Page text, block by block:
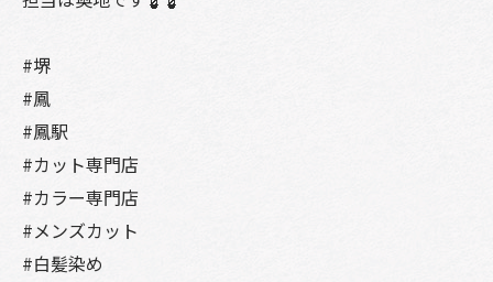
#堺
#鳳
#鳳駅
#カット専門店
#カラー専門店
#メンズカット
#白髪染め